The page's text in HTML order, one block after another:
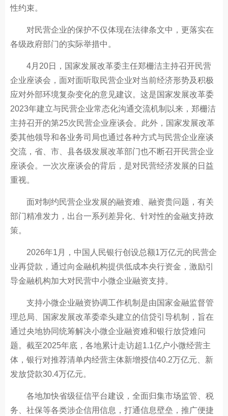
性约束。
对民营企业的保护不仅体现在法律条文中，更落实在
各级政府部门的实际举措中。
4月20日，国家发展改革委主任郑栅洁主持召开民营
企业座谈会，面对面听取民营企业对当前经济形势及积极
应对外部环境复杂变化的意见建议。这是国家发展改革委
2023年建立与民营企业常态化沟通交流机制以来，郑栅洁
主持召开的第25次民营企业座谈会。此外，国家发展改革
委其他领导和各业务司局也通过各种方式与民营企业座谈
交流，省、市、县各级发展改革部门也不断召开民营企业
座谈会。一次次座谈会的背后，是对民营经济发展的日益
重视。
面对制约民营企业发展的融资难、融资贵问题，有关
部门精准发力，出台一系列差异化、针对性的金融支持政
策。
2026年1月，中国人民银行创设总额1万亿元的民营企
业再贷款，通过向金融机构提供低成本央行资金，激励引
导金融机构加大对民营中小微企业融资支持。
支持小微企业融资协调工作机制是由国家金融监督管
理总局、国家发展改革委牵头建立的信贷引导机制，旨在
通过央地协同统筹解决小微企业融资难和银行放贷难问
题。截至2025年底，各地累计走访超1.1亿户小微经营主
体，银行对推荐清单内经营主体新增授信40.2万亿元、新
发放贷款30.4万亿元。
各地加快省级征信平台建设，全面归集市场监管、税
务、社保等各类涉企信用信息，打通信息壁垒，推广便捷